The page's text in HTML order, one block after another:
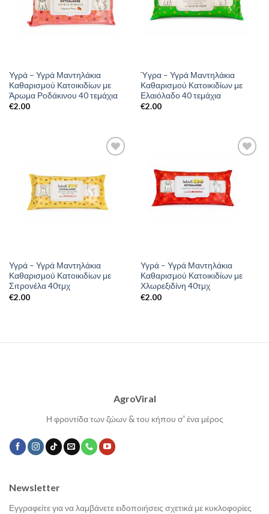
Υγρά – Υγρά Μαντηλάκια
Καθαρισμού Κατοικιδίων με
Άρωμα Ροδάκινου 40 τεμάχια
€2.00
Ύγρα – Υγρά Μαντηλάκια
Καθαρισμού Κατοικιδίων με
Ελαιόλαδο 40 τεμάχια
€2.00
Υγρά – Υγρά Μαντηλάκια
Καθαρισμού Κατοικιδίων με
Σιτρονέλα 40τμχ
€2.00
Υγρά – Υγρά Μαντηλάκια
Καθαρισμού Κατοικιδίων με
Χλωρεξιδίνη 40τμχ
€2.00
AgroViral
Η φροντίδα των ζώων & του κήπου σ' ένα μέρος
Newsletter
Εγγραφείτε για να λαμβάνετε ειδοποιήσεις σχετικά με κυκλοφορίες